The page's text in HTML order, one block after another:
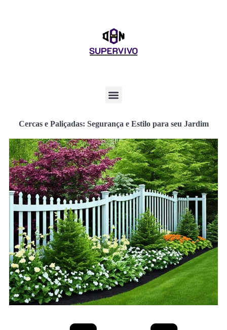
Cercas e Paliçadas: Segurança e Estilo para seu Jardim